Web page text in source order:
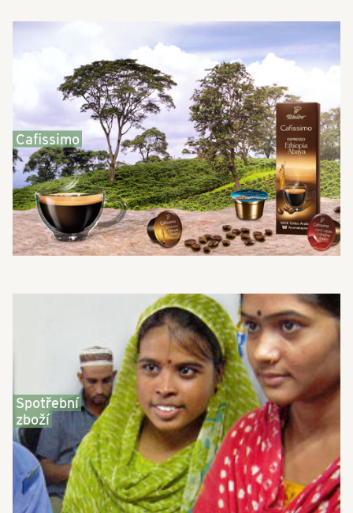
Cafissimo
Spotřební
zboží